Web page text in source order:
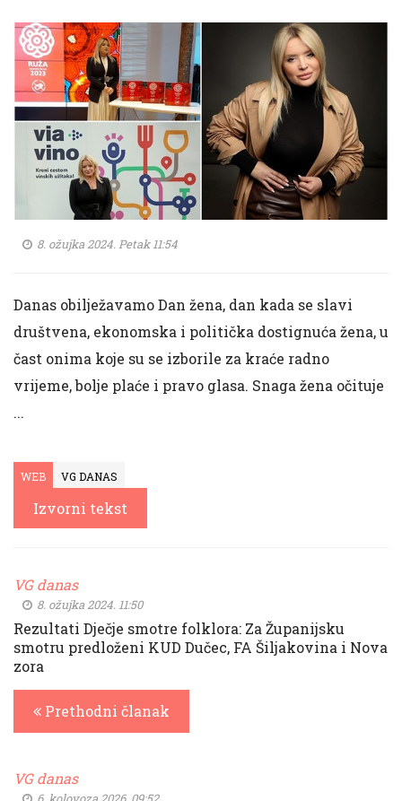
8. ožujka 2024. Petak 11:54
Danas obilježavamo Dan žena, dan kada se slavi
društvena, ekonomska i politička dostignuća žena, u
čast onima koje su se izborile za kraće radno
vrijeme, bolje plaće i pravo glasa. Snaga žena očituje
...
WEB VG DANAS
Izvorni tekst
VG danas
8. ožujka 2024. 11:50
Rezultati Dječje smotre folklora: Za Županijsku
smotru predloženi KUD Dučec, FA Šiljakovina i Nova
zora
Prethodni članak
VG danas